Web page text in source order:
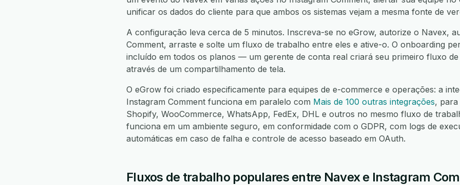
unificar os dados do cliente para que ambos os sistemas vejam a mesma fonte de
A configuração leva cerca de 5 minutos. Inscreva-se no eGrow, autorize o Navex,
Comment, arraste e solte um fluxo de trabalho entre eles e ative-o. O onboarding
incluído em todos os planos — um gerente de conta real criará seu primeiro fluxo
através de um compartilhamento de tela.
O eGrow foi criado especificamente para equipes de e-commerce e operações: a
Instagram Comment funciona em paralelo com Mais de 100 outras integrações,
Shopify, WooCommerce, WhatsApp, FedEx, DHL e outros no mesmo fluxo de
funciona em um ambiente seguro, em conformidade com o GDPR, com logs de
automáticas em caso de falha e controle de acesso baseado em OAuth.
Fluxos de trabalho populares entre Navex e Instagram